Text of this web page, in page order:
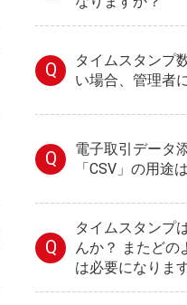
Q
タイムスタンプ
い場合、管理者
Q
電子取引データ
「CSV」の用途
Q
タイムスタンプ
んか？ またどの
は必要になりま